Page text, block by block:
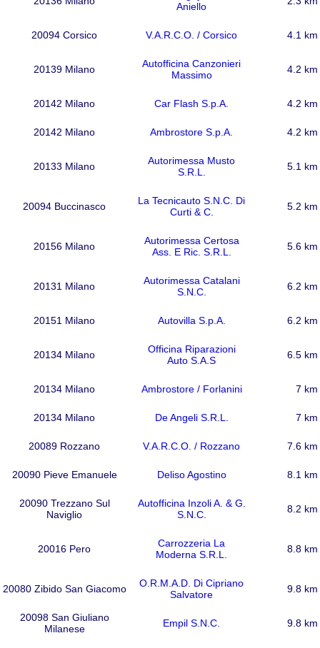
Aniello
20094 Corsico V.A.R.C.O. / Corsico 4.1 km
20139 Milano
Autofficina Canzonieri
Massimo
4.2 km
20142 Milano Car Flash S.p.A. 4.2 km
20142 Milano Ambrostore S.p.A. 4.2 km
20133 Milano
Autorimessa Musto
S.R.L.
5.1 km
20094 Buccinasco
La Tecnicauto S.N.C. Di
Curti & C.
5.2 km
20156 Milano
Autorimessa Certosa
Ass. E Ric. S.R.L.
5.6 km
20131 Milano
Autorimessa Catalani
S.N.C.
6.2 km
20151 Milano Autovilla S.p.A. 6.2 km
20134 Milano
Officina Riparazioni
Auto S.A.S
6.5 km
20134 Milano Ambrostore / Forlanini 7 km
20134 Milano De Angeli S.R.L. 7 km
20089 Rozzano V.A.R.C.O. / Rozzano 7.6 km
20090 Pieve Emanuele Deliso Agostino 8.1 km
20090 Trezzano Sul
Naviglio
Autofficina Inzoli A. & G.
S.N.C.
8.2 km
20016 Pero
Carrozzeria La
Moderna S.R.L.
8.8 km
20080 Zibido San Giacomo
O.R.M.A.D. Di Cipriano
Salvatore
9.8 km
20098 San Giuliano
Milanese
Empil S.N.C. 9.8 km